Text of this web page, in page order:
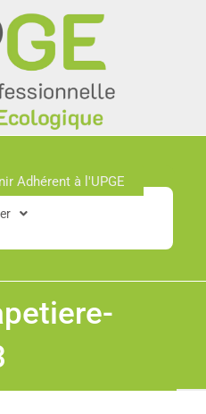
Adhérent à l'UPGE​